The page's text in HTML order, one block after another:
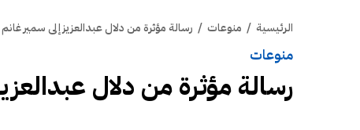
الرئيسية / منوعات / رسالة مؤثرة من دلال عبدالعزيز إلى سمير غانم
منوعات
رسالة مؤثرة من دلال